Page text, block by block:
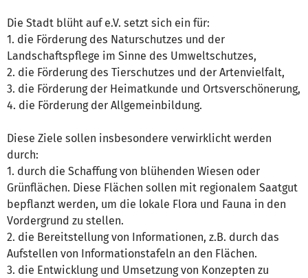
Die Stadt blüht auf e.V. setzt sich ein für:
1. die Förderung des Naturschutzes und der
Landschaftspflege im Sinne des Umweltschutzes,
2. die Förderung des Tierschutzes und der Artenvielfalt,
3. die Förderung der Heimatkunde und Ortsverschönerung,
4. die Förderung der Allgemeinbildung.
Diese Ziele sollen insbesondere verwirklicht werden
durch:
1. durch die Schaffung von blühenden Wiesen oder
Grünflächen. Diese Flächen sollen mit regionalem Saatgut
bepflanzt werden, um die lokale Flora und Fauna in den
Vordergrund zu stellen.
2. die Bereitstellung von Informationen, z.B. durch das
Aufstellen von Informationstafeln an den Flächen.
3. die Entwicklung und Umsetzung von Konzepten zu